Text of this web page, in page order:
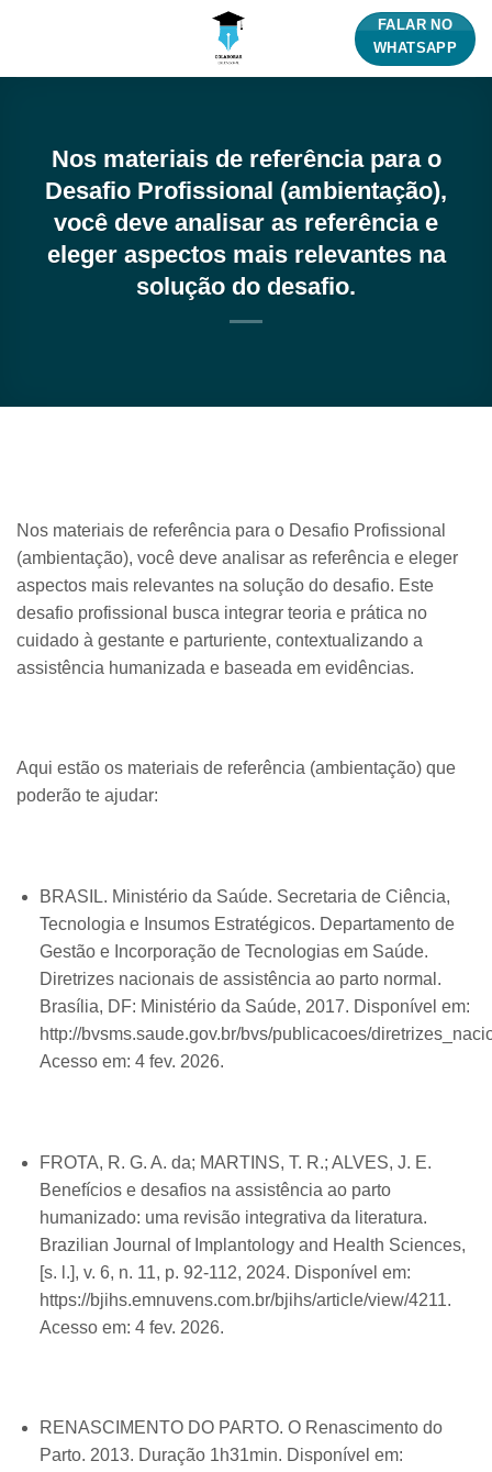
FALAR NO
WHATSAPP
Nos materiais de referência para o
Desafio Profissional (ambientação),
você deve analisar as referência e
eleger aspectos mais relevantes na
solução do desafio.
Nos materiais de referência para o Desafio Profissional
(ambientação), você deve analisar as referência e eleger
aspectos mais relevantes na solução do desafio. Este
desafio profissional busca integrar teoria e prática no
cuidado à gestante e parturiente, contextualizando a
assistência humanizada e baseada em evidências.
Aqui estão os materiais de referência (ambientação) que
poderão te ajudar:
BRASIL. Ministério da Saúde. Secretaria de Ciência,
Tecnologia e Insumos Estratégicos. Departamento de
Gestão e Incorporação de Tecnologias em Saúde.
Diretrizes nacionais de assistência ao parto normal.
Brasília, DF: Ministério da Saúde, 2017. Disponível em:
http://bvsms.saude.gov.br/bvs/publicacoes/
Acesso em: 4 fev. 2026.
FROTA, R. G. A. da; MARTINS, T. R.; ALVES, J. E.
Benefícios e desafios na assistência ao parto
humanizado: uma revisão integrativa da literatura.
Brazilian Journal of Implantology and Health Sciences,
[s. l.], v. 6, n. 11, p. 92-112, 2024. Disponível em:
https://bjihs.emnuvens.com.br/bjihs/article/view/4211.
Acesso em: 4 fev. 2026.
RENASCIMENTO DO PARTO. O Renascimento do
Parto. 2013. Duração 1h31min. Disponível em: